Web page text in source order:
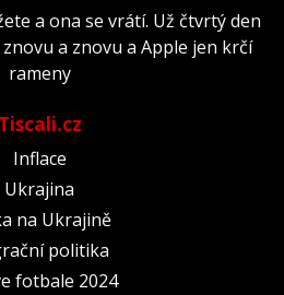
a ona se vrátí. Už čtvrtý den
a znovu a Apple jen krčí
rameny
Tiscali.cz
Inflace
Ukrajina
na Ukrajině
politika
fotbale 2024